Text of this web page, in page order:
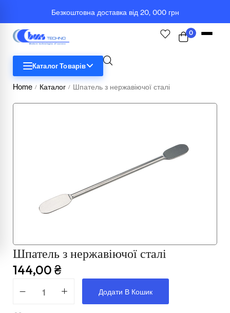
Безкоштовна доставка від 20, 000 грн
0
Каталог Товарів
Комп'ютерна техніка
Меблі
Освіта
Фізика
Home / Каталог / Шпатель з нержавіючої сталі
Шпатель з нержавіючої сталі
144,00 ₴
Додати В Кошик